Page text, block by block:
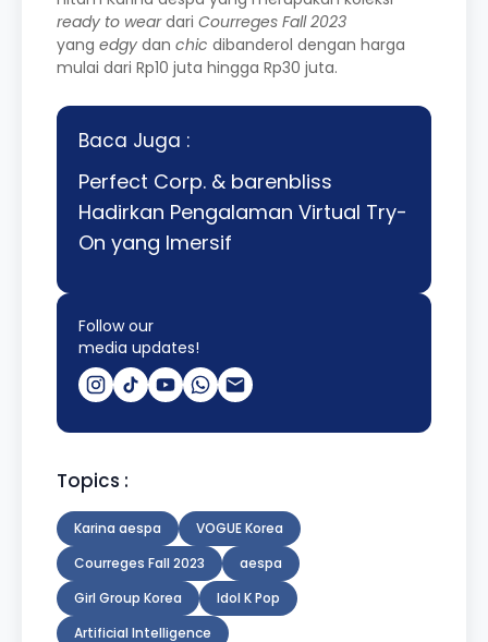
ready to weardari Courreges Fall 2023
yang edgy dan chic dibanderol dengan harga
mulai dari Rp10 juta hingga Rp30 juta.
Baca Juga :
Perfect Corp. & barenbliss
Hadirkan Pengalaman Virtual Try-
On yang Imersif
Follow our
media updates!
Topics :
Karina aespa
VOGUE Korea
Courreges Fall 2023
aespa
Girl Group Korea
Idol K Pop
Artificial Intelligence